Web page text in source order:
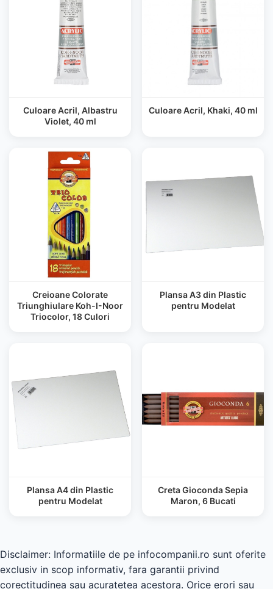
Culoare Acril, Albastru
Violet, 40 ml
Culoare Acril, Khaki, 40 ml
Creioane Colorate
Triunghiulare Koh-I-Noor
Triocolor, 18 Culori
Plansa A3 din Plastic
pentru Modelat
Plansa A4 din Plastic
pentru Modelat
Creta Gioconda Sepia
Maron, 6 Bucati
Disclaimer: Informatiile de pe infocompanii.ro sunt oferite
exclusiv in scop informativ, fara garantii privind
corectitudinea sau acuratetea acestora. Orice erori sau